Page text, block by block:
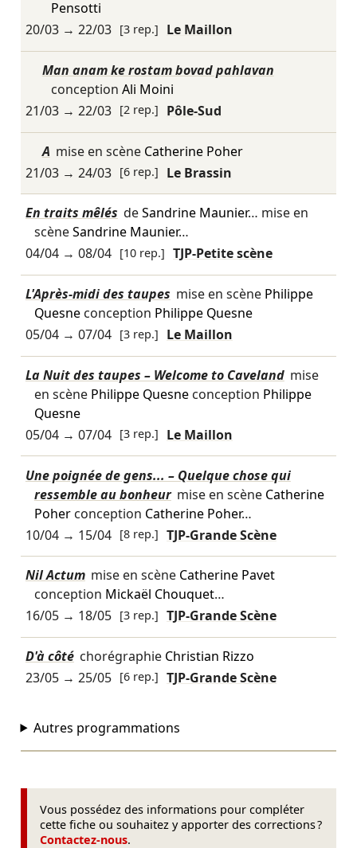
Pensotti
20/03→ 22/03 [3 rep.] Le Maillon
Man anam ke rostam bovad pahlavan
conception Ali Moini
21/03→ 22/03 [2 rep.] Pôle-Sud
A mise en scène Catherine Poher
21/03→ 24/03 [6 rep.] Le Brassin
En traits mêlés deSandrine Maunier… mise en
scèneSandrine Maunier…
04/04→ 08/04 [10 rep.] TJP-Petite scène
L'Après-midi des taupes mise en scène Philippe
Quesneconception Philippe Quesne
05/04→ 07/04 [3 rep.] Le Maillon
La Nuit des taupes – Welcome to Caveland mise
en scène Philippe Quesneconception Philippe
Quesne
05/04→ 07/04 [3 rep.] Le Maillon
Une poignée de gens... – Quelque chose qui
ressemble au bonheur mise en scène Catherine
Poherconception Catherine Poher…
10/04→ 15/04 [8 rep.] TJP-Grande Scène
Nil Actum mise en scène Catherine Pavet
conception Mickaël Chouquet…
16/05→ 18/05 [3 rep.] TJP-Grande Scène
D'à côté chorégraphie Christian Rizzo
23/05→ 25/05 [6 rep.] TJP-Grande Scène
Autres programmations
Vous possédez des informations pour compléter
cette fiche ou souhaitez y apporter des corrections ?
Contactez-nous.